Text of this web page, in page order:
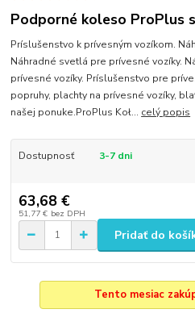
Podporné koleso ProPlus
Príslušenstvo k prívesným vozíkom.
Náhradné svetlá pre prívesné vozíky.
prívesné vozíky. Príslušenstvo pre
popruhy, plachty na prívesné vozíky,
našej ponuke.ProPlus Koł... celý popis
Dostupnosť 3-7 dni
63,68 €
51,77 € bez DPH
Pridať do
Tento mesiac